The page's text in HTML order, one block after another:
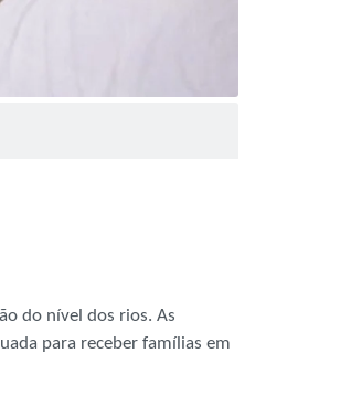
do nível dos rios. As
para receber famílias em